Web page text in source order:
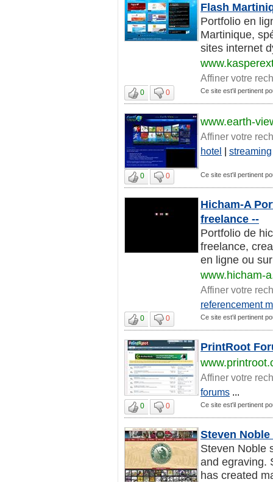
Flash
Portfolio en
Martinique,
sites internet
Affiner votre
0 0 Ce site est'il pertinent
www.earth-
Affiner votre
hotel | streaming
0 0 Ce site est'il pertinent
Hicham-A
freelance --
Portfolio de
freelance,
en ligne ou
www.hicham-
Affiner votre
referencement
0 0 Ce site est'il pertinent
PrintRoot
Affiner votre
forums ...
0 0 Ce site est'il pertinent
Steven
Steven Noble
and egraving.
has created